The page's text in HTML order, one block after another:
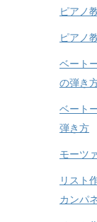
ピアノ
ピアノ
ベート
の弾き
ベート
弾き方
モーツ
リスト
カンパ